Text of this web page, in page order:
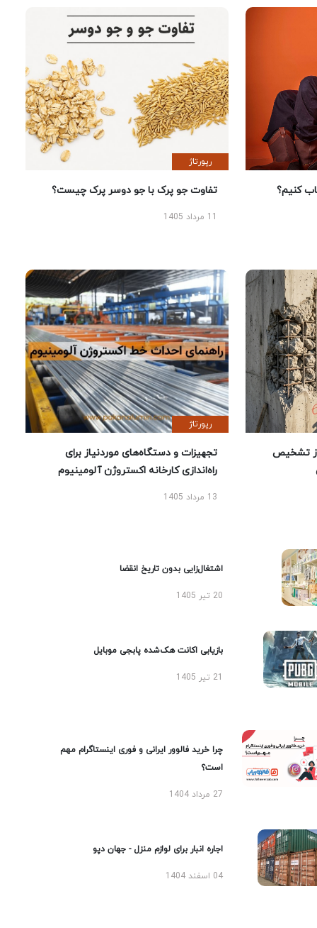
کنیم؟
رپورتاژ
تفاوت جو پرک با جو دوسر پرک چیست؟
تشخیص
رپورتاژ
تجهیزات و دستگاه‌های موردنیاز برای
راه‌اندازی کارخانه اکستروژن آلومینیوم
13 مرداد 1405
اشتغال‌زایی بدون تاریخ انقضا
20 تیر 1405
بازیابی اکانت هک‌شده پابجی موبایل
چرا خرید فالوور ایرانی و فوری اینستاگرام مهم
است؟
27 مرداد 1404
اجاره انبار برای لوازم منزل - جهان دپو
04 اسفند 1404